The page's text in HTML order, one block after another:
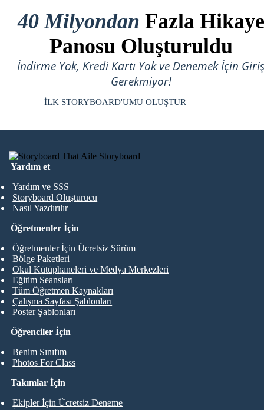
40 Milyondan Fazla Hikaye
Panosu Oluşturuldu
İndirme Yok, Kredi Kartı Yok ve Denemek İçin Giriş
Gerekmiyor!
İLK STORYBOARD'UMU OLUŞTUR
Yardım et
Yardım ve SSS
Storyboard Oluşturucu
Nasıl Yazdırılır
Öğrenciler İçin
Benim Sınıfım
Photos For Class
Öğretmenler İçin
Öğretmenler İçin Ücretsiz Sürüm
Bölge Paketleri
Okul Kütüphaneleri ve Medya Merkezleri
Eğitim Seansları
Tüm Öğretmen Kaynakları
Çalışma Sayfası Şablonları
Poster Şablonları
Takımlar İçin
Ekipler İçin Ücretsiz Deneme